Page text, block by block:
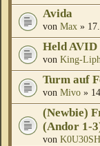
Avida
von Max »
Held AVID
von King-
Turm auf
von Mivo »
(Newbie)
(Andor 1-
von K0U30SH